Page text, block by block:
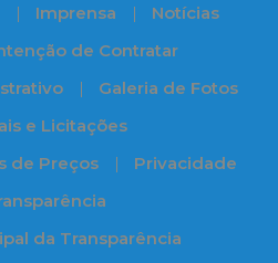
Imprensa
Notícias
de Contratar
Galeria de Fotos
e Licitações
de Preços
Privacidade
da Transparência